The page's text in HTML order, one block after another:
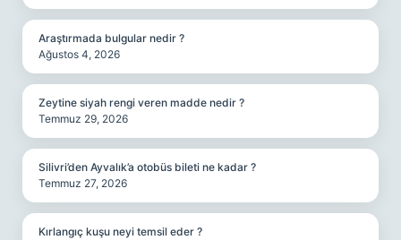
Araştırmada bulgular nedir ?
Ağustos 4, 2026
Zeytine siyah rengi veren madde nedir ?
Temmuz 29, 2026
Silivri’den Ayvalık’a otobüs bileti ne kadar ?
Temmuz 27, 2026
Kırlangıç kuşu neyi temsil eder ?